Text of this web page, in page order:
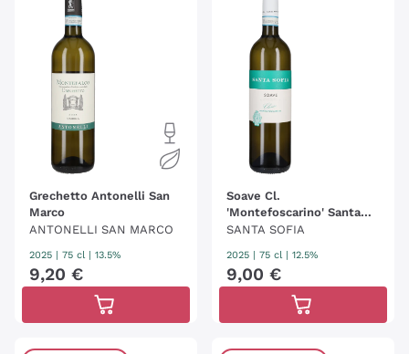
Grechetto Antonelli San
Marco
ANTONELLI SAN MARCO
2025 | 75 cl | 13.5%
9,20 €
Soave Cl.
'Montefoscarino' Santa
Sofia
SANTA SOFIA
2025 | 75 cl | 12.5%
9,00 €